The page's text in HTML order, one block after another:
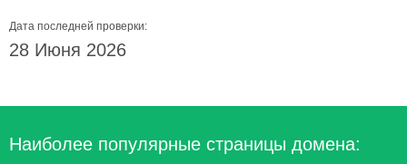
Дата последней проверки:
28 Июня 2026
Наиболее популярные страницы домена: